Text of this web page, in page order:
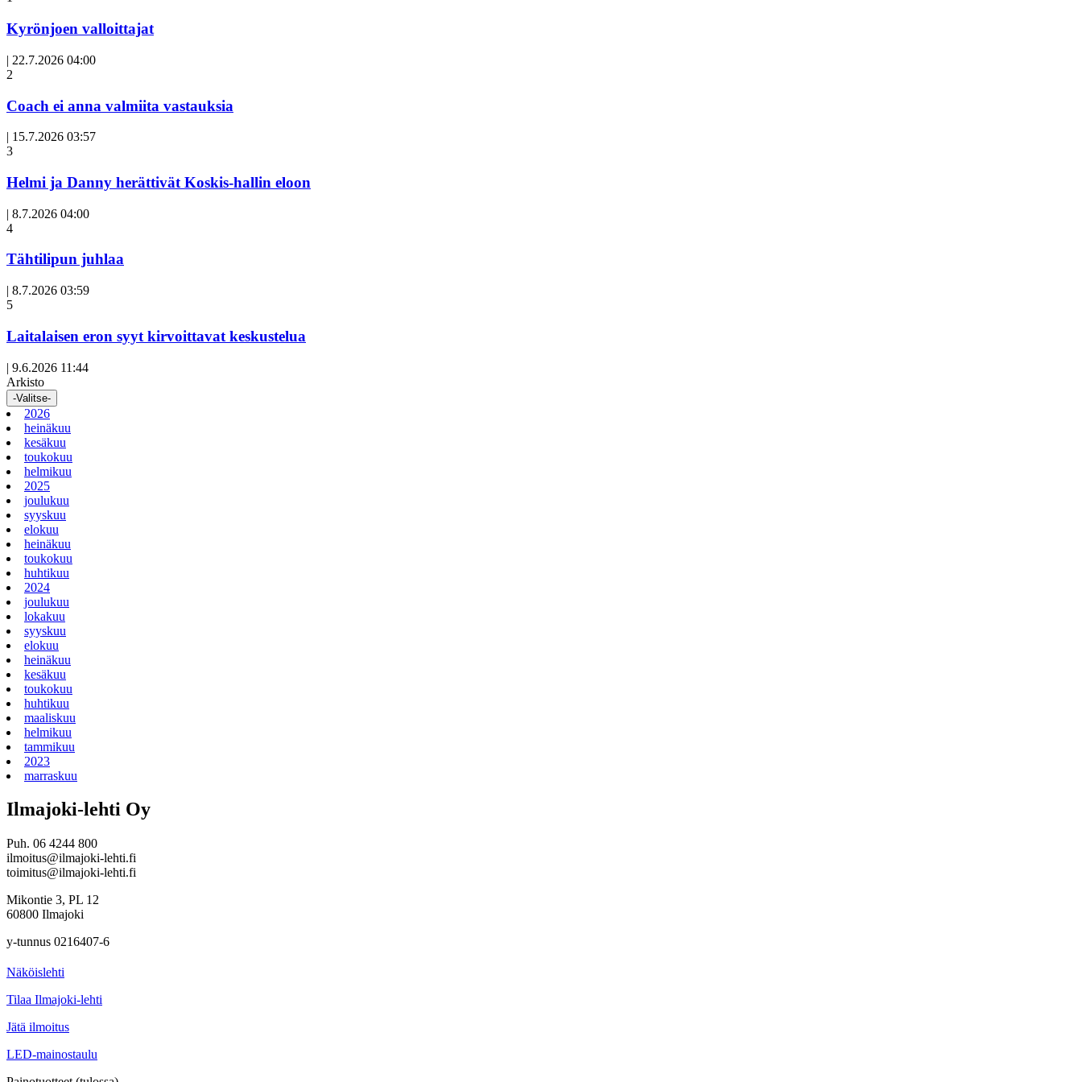
Kyrönjoen valloittajat
| 22.7.2026 04:00
Avoin
2
Coach ei anna valmiita vastauksia
| 15.7.2026 03:57
3
Helmi ja Danny herättivät Koskis-hallin eloon
| 8.7.2026 04:00
Avoin
4
Tähtilipun juhlaa
| 8.7.2026 03:59
Avoin
5
Laitalaisen eron syyt kirvoittavat keskustelua
| 9.6.2026 11:44
Arkisto
-Valitse-
2026
heinäkuu
kesäkuu
toukokuu
helmikuu
2025
joulukuu
syyskuu
elokuu
heinäkuu
toukokuu
huhtikuu
2024
joulukuu
lokakuu
syyskuu
elokuu
heinäkuu
kesäkuu
toukokuu
huhtikuu
maaliskuu
helmikuu
tammikuu
2023
marraskuu
Ilmajoki-lehti Oy
Puh. 06 4244 800
ilmoitus@ilmajoki-lehti.fi
toimitus@ilmajoki-lehti.fi
Mikontie 3, PL 12
60800 Ilmajoki
y-tunnus 0216407-6
Näköislehti
Tilaa Ilmajoki-lehti
Jätä ilmoitus
LED-mainostaulu